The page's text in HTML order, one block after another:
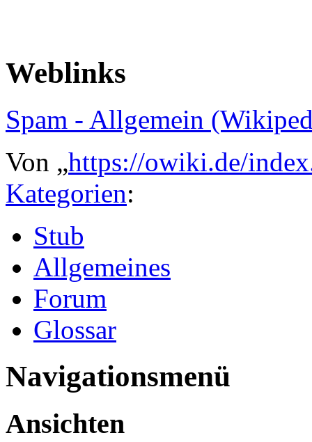
Weblinks
Spam - Allgemein
Von „https://owiki.de/
Kategorien:
Stub
Allgemeines
Forum
Glossar
Navigationsmenü
Ansichten